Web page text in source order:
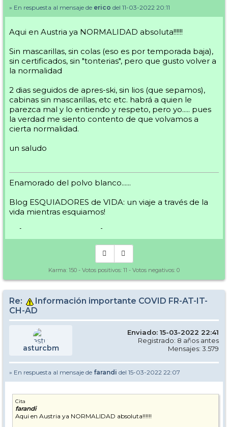
» En respuesta al mensaje de erico del 11-03-2022 20:11
Aqui en Austria ya NORMALIDAD absoluta!!!!!!
Sin mascarillas, sin colas (eso es por temporada baja),
sin certificados, sin "tonterias", pero que gusto volver a
la normalidad
2 dias seguidos de apres-ski, sin lios (que sepamos),
cabinas sin mascarillas, etc etc. habrá a quien le
parezca mal y lo entiendo y respeto, pero yo..... pues
la verdad me siento contento de que volvamos a
cierta normalidad.
un saludo
Enamorado del polvo blanco......
Blog ESQUIADORES de VIDA: un viaje a través de la
vida mientras esquiamos!
-> [
]
Karma: 150 - Votos positivos: 11 - Votos negativos: 0
Re:
Información importante COVID FR-AT-IT-
CH-AD
asturcbm
Enviado: 15-03-2022 22:41
Registrado: 8 años antes
Mensajes: 3.579
» En respuesta al mensaje de farandi del 15-03-2022 22:07
Cita
farandi
Aqui en Austria ya NORMALIDAD absoluta!!!!!!